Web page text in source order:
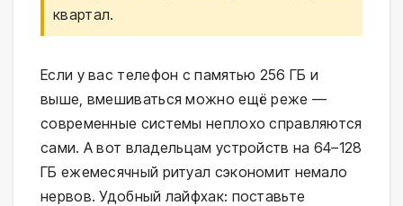
квартал.
Если у вас телефон с памятью 256 ГБ и
выше, вмешиваться можно ещё реже —
современные системы неплохо справляются
сами. А вот владельцам устройств на 64–128
ГБ ежемесячный ритуал сэкономит немало
нервов. Удобный лайфхак: поставьте